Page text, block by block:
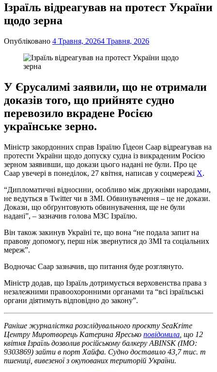
Ізраїль відреагував на протест України
щодо зерна
Опубліковано 4 Травня, 20264 Травня, 2026
У Єрусалимі заявили, що не отримали
доказів того, що прийняте судно
перевозило вкрадене Росією
українське зерно.
Міністр закордонних справ Ізраїлю Ґідеон Саар відреагував на
протести України щодо допуску судна із викраденим Росією
зерном заявивши, що докази цього надані не були. Про це
Саар увечері в понеділок, 27 квітня, написав у соцмережі Х.
“Дипломатичні відносини, особливо між дружніми народами,
не ведуться в Twitter чи в ЗМІ. Обвинувачення – це не докази.
Докази, що обґрунтовують обвинувачення, ще не були
надані”, – зазначив голова МЗС Ізраїлю.
Він також закинув Україні те, що вона “не подала запит на
правову допомогу, перш ніж звернутися до ЗМІ та соціальних
мереж”.
Водночас Саар зазначив, що питання буде розглянуто.
Міністр додав, що Ізраїль дотримується верховенства права з
незалежними правоохоронними органами та “всі ізраїльські
органи діятимуть відповідно до закону”.
Раніше журналістка розслідувального проєкту SeaKrime
Центру Миротворець Катерина Яресько повідомила , що 12
квітня Ізраїль дозволив російському балкеру ABINSK (IMO:
9303869) зайти в порт Хайфа. Судно доставило 43,7 тис. т
пшениці, вивезеної з окупованих територій України.